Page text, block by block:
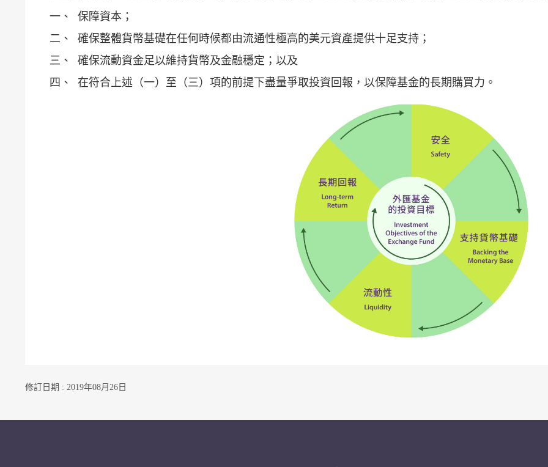
一、
保障資本；
二、
確保整體貨幣基礎在任何時候都由流通性極高的美元資產提供十足支持；
三、
確保流動資金足以維持貨幣及金融穩定；以及
四、
在符合上述（一）至（三）項的前提下盡量爭取投資回報，以保障基金的長期購買力。
修訂日期 : 2019年08月26日